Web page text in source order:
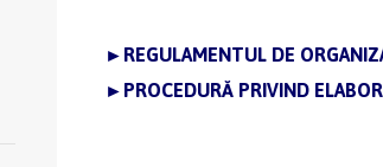
►REGULAMENTUL DE
►PROCEDURĂ PRIVIND